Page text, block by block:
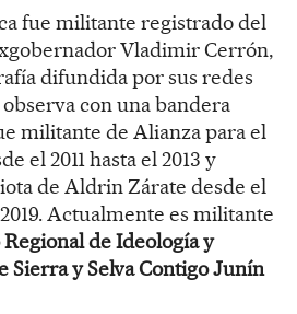
fue militante registrado del
Vladimir Cerrón,
difundida por sus redes
observa con una bandera
militante de Alianza para el
el 2011 hasta el 2013 y
de Aldrin Zárate desde el
Actualmente es militante
de Ideología y
Sierra y Selva Contigo Junín